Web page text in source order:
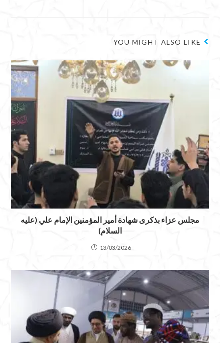
YOU MIGHT ALSO LIKE
مجلس عزاء بذكرى شهادة أمير المؤمنين الإمام علي (عليه
السلام)
13/03/2026